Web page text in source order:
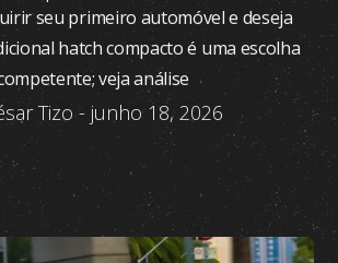
seu primeiro automóvel e deseja
hatch compacto é uma escolha
veja análise
Tizo - junho 18, 2026